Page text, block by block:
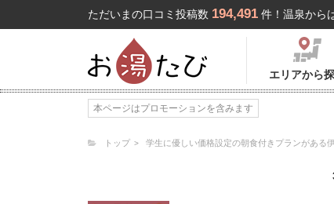
ただいまの口コミ投稿数 194,491 件！温泉から
エリアから
本ページはプロモーションを含みます
トップ 学生に優しい価格設定の朝食付きプランがある